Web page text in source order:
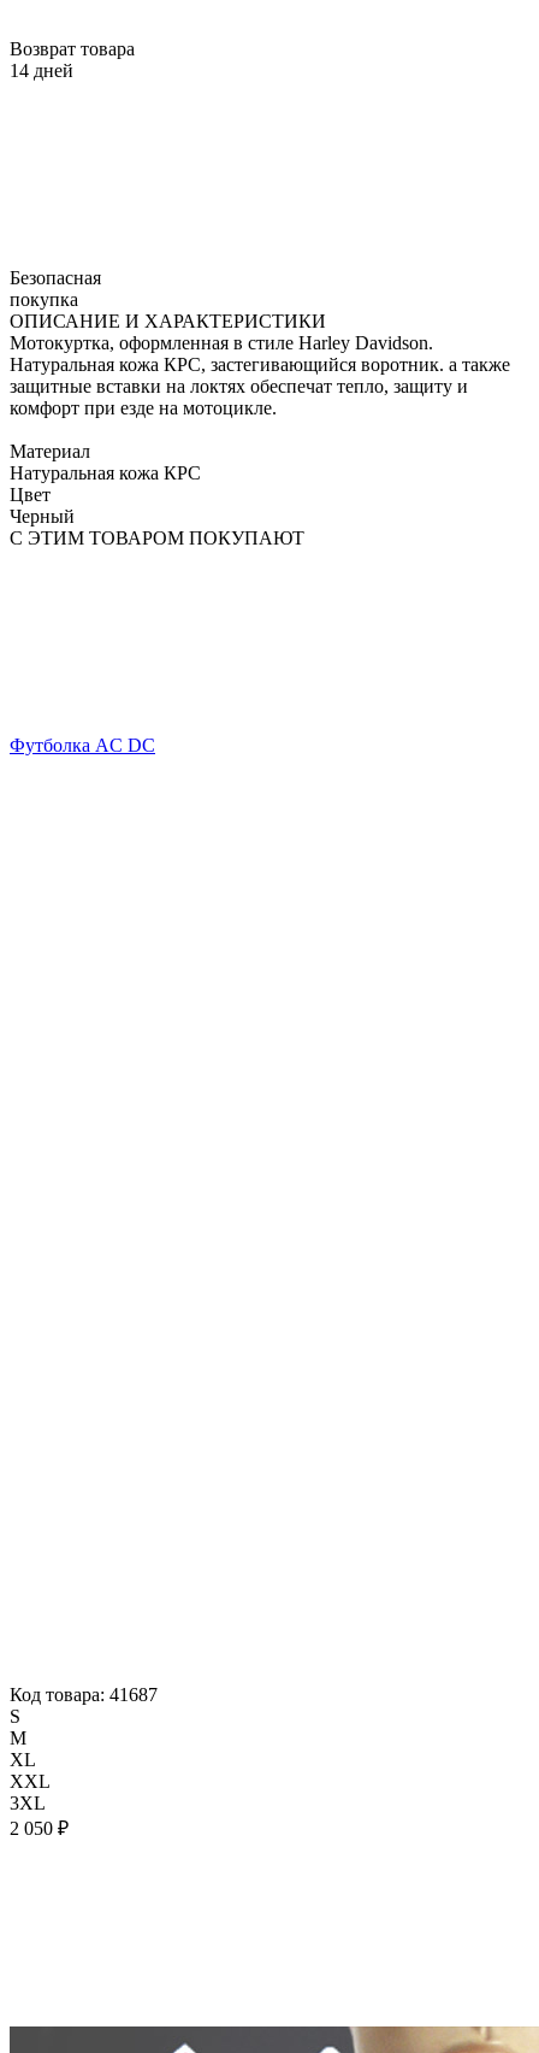
Возврат товара
14 дней
Безопасная
покупка
ОПИСАНИЕ И ХАРАКТЕРИСТИКИ
Мотокуртка, оформленная в стиле Harley Davidson.
Натуральная кожа КРС, застегивающийся воротник. а также
защитные вставки на локтях обеспечат тепло, защиту и
комфорт при езде на мотоцикле.
Материал
Натуральная кожа КРС
Цвет
Черный
С ЭТИМ ТОВАРОМ ПОКУПАЮТ
Футболка AC DC
Код товара: 41687
S
M
XL
XXL
3XL
2 050 ₽